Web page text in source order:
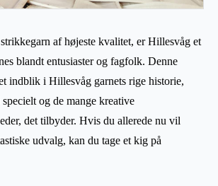
af højeste kvalitet, er Hillesvåg et
blandt entusiaster og fagfolk. Denne
indblik i Hillesvåg garnets rige historie,
og de mange kreative
det tilbyder. Hvis du allerede nu vil
udvalg, kan du tage et kig på